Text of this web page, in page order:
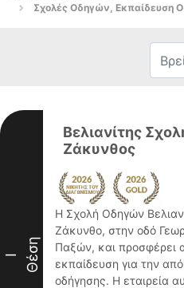
Σχολές Οδηγών, Εκπαίδευση
I Θέση
Βελιανίτης
Ζάκυνθος
Η Σχολή Οδηγών
Ζάκυνθο, στην οδό
Παξών, και προσφέρει
εκπαίδευση για την
οδήγησης. Η εταιρεία